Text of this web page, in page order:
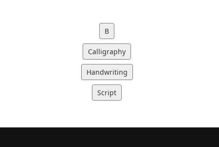
B
Calligraphy
Handwriting
Script